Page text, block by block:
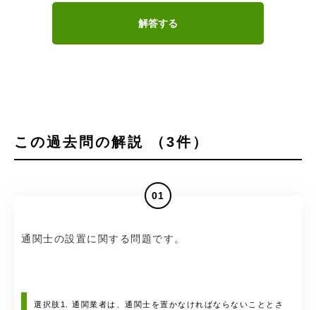
解答する
この過去問の解説 （3件）
01
通関士の設置に関する問題です。
選択肢1. 通関業者は、通関士を置かなければならないこととさ